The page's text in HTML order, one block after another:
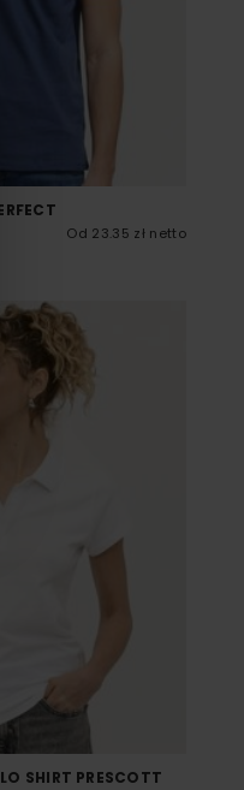
Od 23.35 zł netto
SHIRT PRESCOTT